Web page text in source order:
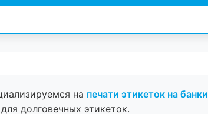
на печати этикеток на банки
для долговечных этикеток.